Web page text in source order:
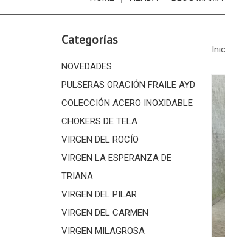
Categorías
NOVEDADES
PULSERAS ORACIÓN FRAILE AYD
COLECCIÓN ACERO INOXIDABLE
CHOKERS DE TELA
VIRGEN DEL ROCÍO
VIRGEN LA ESPERANZA DE
TRIANA
VIRGEN DEL PILAR
VIRGEN DEL CARMEN
VIRGEN MILAGROSA